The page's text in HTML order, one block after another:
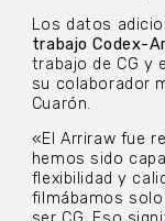
Los datos
trabajo Codex-
trabajo de CG y
su colaborador
Cuarón.
«El Arriraw fue
hemos sido
flexibilidad y
filmábamos